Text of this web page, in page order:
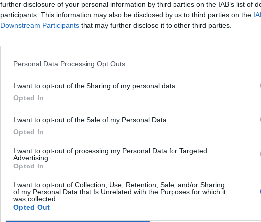
further disclosure of your personal information by third parties on the IAB’s list of
participants. This information may also be disclosed by us to third parties on the
Downstream Participants that may further disclose it to other third parties.
Personal Data Processing Opt Outs
I want to opt-out of the Sharing of my personal data.
Opted In
I want to opt-out of the Sale of my Personal Data.
Opted In
I want to opt-out of processing my Personal Data for Targeted
Advertising.
Opted In
I want to opt-out of Collection, Use, Retention, Sale, and/or Sharing
of my Personal Data that Is Unrelated with the Purposes for which it
was collected.
Opted Out
Trump, Meloni e la strategia